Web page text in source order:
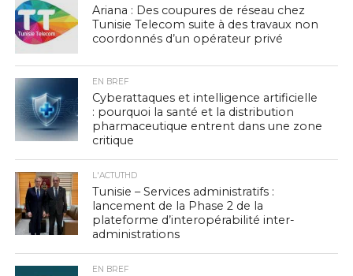
Ariana : Des coupures de réseau chez
Tunisie Telecom suite à des travaux non
coordonnés d’un opérateur privé
EN BREF
Cyberattaques et intelligence artificielle
: pourquoi la santé et la distribution
pharmaceutique entrent dans une zone
critique
L'ACTUTHD
Tunisie – Services administratifs :
lancement de la Phase 2 de la
plateforme d’interopérabilité inter-
administrations
EN BREF